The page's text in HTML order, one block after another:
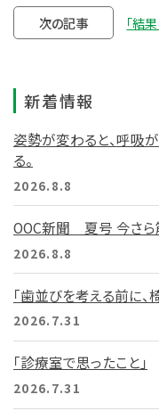
次の記事 「結
新着情報
姿勢が変わると、呼吸
る。
2026.8.8
OOC新聞 夏号 今さら
2026.8.8
「歯並びを考える前に、
2026.7.31
「診療室で思ったこと」
2026.7.31